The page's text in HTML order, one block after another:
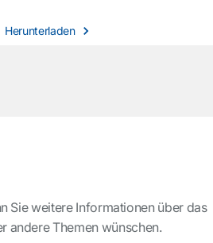
Herunterladen
Sie weitere Informationen über das
andere Themen wünschen.